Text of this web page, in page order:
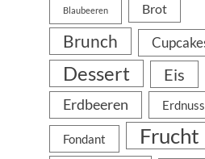
Blaubeeren Brot
Brunch
Dessert Eis
Erdbeeren
Fondant Frucht